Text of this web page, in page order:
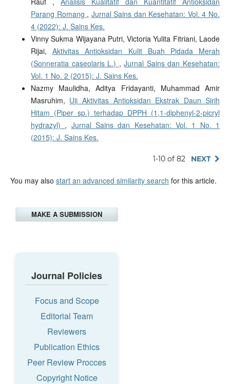
Parang Romang , Jurnal Sains dan Kesehatan: Vol. 4 No.
4 (2022): J. Sains Kes.
Vinny Sukma Wijayana Putri, Victoria Yulita Fitriani, Laode
Rijai,Aktivitas Antioksidan Kulit Buah Pidada Merah
(Sonneratia caseolaris L.) ,Jurnal Sains dan Kesehatan:
Vol. 1 No. 2 (2015): J. Sains Kes.
Nazmy Maulidha, Aditya Fridayanti, Muhammad Amir
Masruhim, Uji Aktivitas Antioksidan Ekstrak Daun Sirih
Hitam (Piper sp.) terhadap DPPH (1,1-diphenyl-2-picryl
hydrazyl) , Jurnal Sains dan Kesehatan: Vol. 1 No. 1
(2015): J. Sains Kes.
1-10 of 82 NEXT
You may also start an advanced similarity search for this article.
MAKE A SUBMISSION
Journal Policies
Focus and Scope
Editorial Team
Reviewers
Publication Ethics
Peer Review Procces
Copyright Notice